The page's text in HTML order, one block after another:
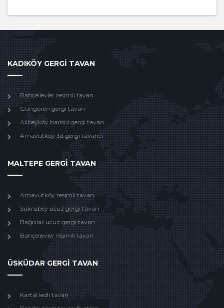
KADIKÖY GERGİ TAVAN
Bahçelievler resimli tavan
Gungoren gergi tavan
Alibeykoy barisol gergi tavan
Arnavutköy 3d gergi tavancı
MALTEPE GERGİ TAVAN
Arnavutköy resimli tavan
Sukrubey ucuz gergi tavan
Bağcılar ucuz gergi tavan
Bahçelievler resimli tavan
ÜSKÜDAR GERGİ TAVAN
Kartal ledli tavan